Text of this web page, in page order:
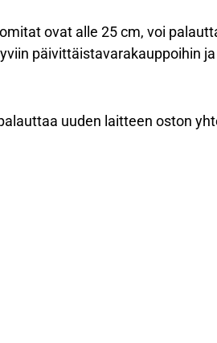
ovat alle 25 cm, voi
päivittäistavarakauppoihin
uuden laitteen oston